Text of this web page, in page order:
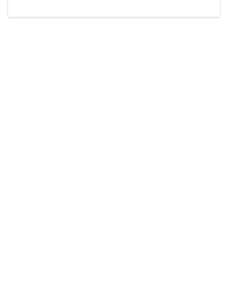
Der Weinbau dominert heute nicht mehr, ist aber integrativer